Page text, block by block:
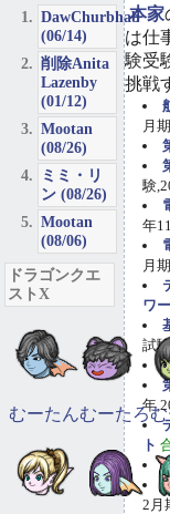
本家
は仕
験受
挑戦
月
験
年
月
ワ
試
年
ト
2月
DawChurbhab
(06/14)
削除Anita
Lazenby
(01/12)
Mootan
(08/26)
ミミ・リ
ン (08/26)
Mootan
(08/06)
ドラゴンクエ
ストX
むーたんむーたろ